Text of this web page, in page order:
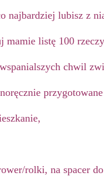
najbardziej lubisz z
mamie listę 100
chwil
rolki, na spacer